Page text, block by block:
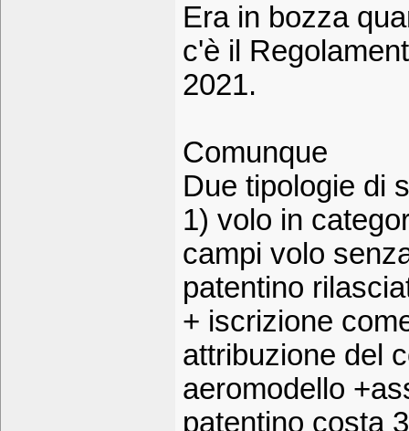
Era in bozza
c'è il
2021.
Comunque
Due tipologie di
1) volo in
campi volo
patentino
+ iscrizione
attribuzione del
aeromodello
patentino costa